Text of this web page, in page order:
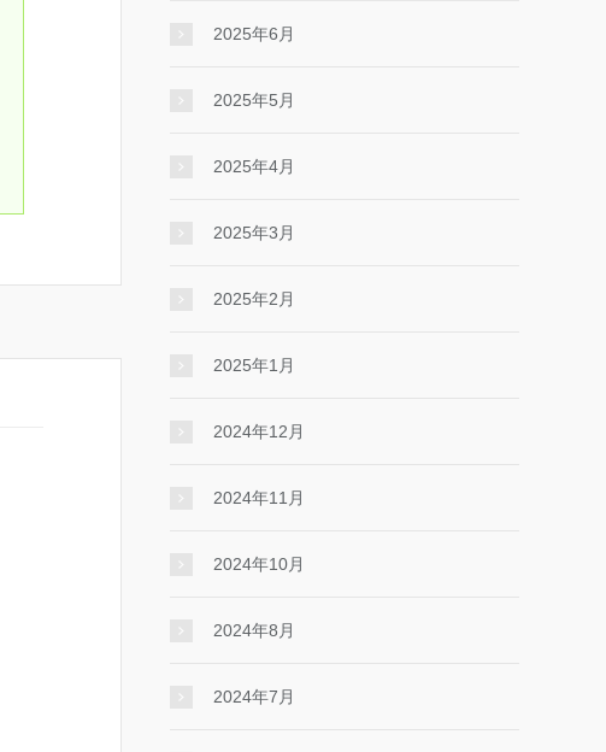
2025年6月
2025年5月
2025年4月
2025年3月
2025年2月
2025年1月
2024年12月
2024年11月
2024年10月
2024年8月
2024年7月